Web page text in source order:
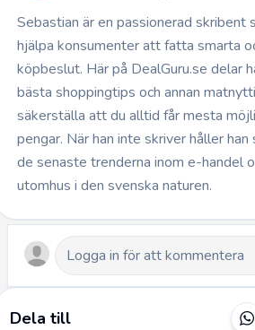
Sebastian är en passionerad skribent
hjälpa konsumenter att fatta smarta
köpbeslut. Här på DealGuru.se delar
bästa shoppingtips och annan
säkerställa att du alltid får mesta
pengar. När han inte skriver håller
de senaste trenderna inom e-handel
utomhus i den svenska naturen.
Dela till